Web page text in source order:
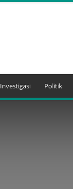
Investigasi Politik